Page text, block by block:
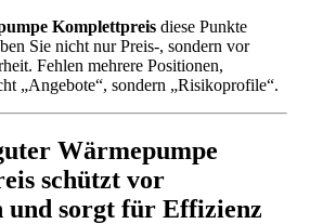
Komplettpreis diese Punkte
Sie nicht nur Preis-, sondern vor
Fehlen mehrere Positionen,
„Angebote“, sondern „Risikoprofile“.
Wärmepumpe
schützt vor
und sorgt für Effizienz